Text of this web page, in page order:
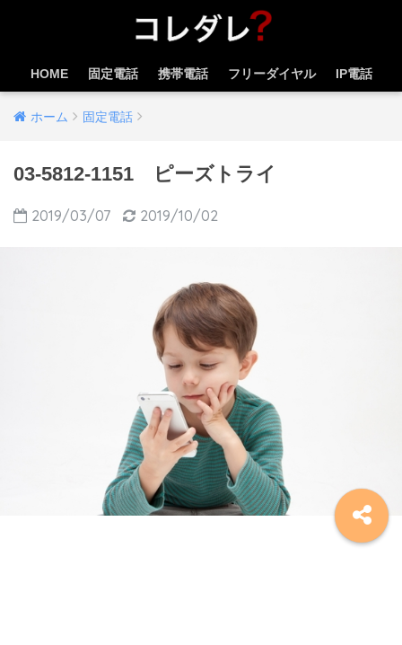
HOME 固定電話 携帯電話 フリーダイヤル IP電話
ホーム 固定電話
03-5812-1151 ピーズトライ
2019/03/07 2019/10/02